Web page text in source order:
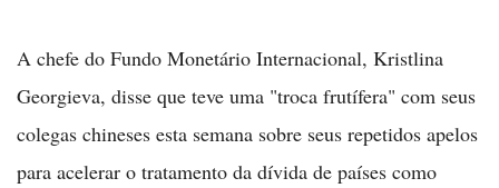
A chefe do Fundo Monetário Internacional, Kristlina
Georgieva, disse que teve uma "troca frutífera" com seus
colegas chineses esta semana sobre seus repetidos apelos
para acelerar o tratamento da dívida de países como